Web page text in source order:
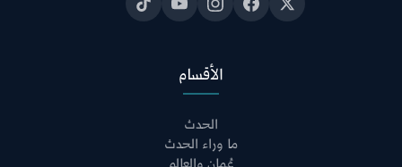
الأقسام
الحدث
ما وراء الحدث